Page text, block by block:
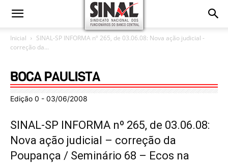
Inicial
SINAL-SP INFORMA nº 265, de 03.06.08: Nova ação judicial -
correção da...
Edição 0 - 03/06/2008
SINAL-SP INFORMA nº 265, de 03.06.08:
Nova ação judicial – correção da
Poupança / Seminário 68 – Ecos na